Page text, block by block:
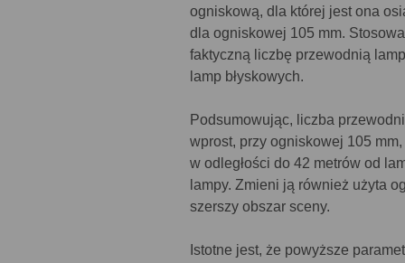
ogniskową, dla której jest ona
dla ogniskowej 105 mm.
faktyczną liczbę przewodnią
lamp błyskowych.
Podsumowując, liczba
wprost, przy ogniskowej 105
w odległości do 42 metrów od
lampy. Zmieni ją również użyta
szerszy obszar sceny.
Istotne jest, że powyższe